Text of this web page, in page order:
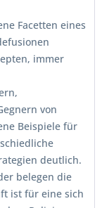
Facetten eines
immer
von
Beispiele für
deutlich.
belegen die
ist für eine sich